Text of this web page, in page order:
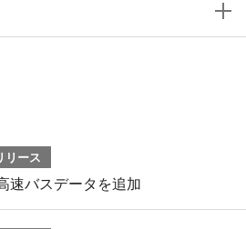
リース
速バスデータを追加